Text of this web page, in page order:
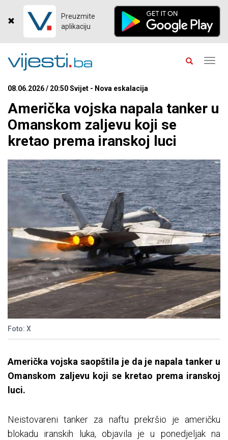
Preuzmite
aplikaciju
08.06.2026 / 20:50 Svijet - Nova eskalacija
Američka vojska napala tanker u
Omanskom zaljevu koji se
kretao prema iranskoj luci
Foto: X
Američka vojska saopštila je da je napala tanker u
Omanskom zaljevu koji se kretao prema iranskoj
luci.
Neistovareni tanker za naftu prekršio je američku
blokadu iranskih luka, objavila je u ponedjeljak na